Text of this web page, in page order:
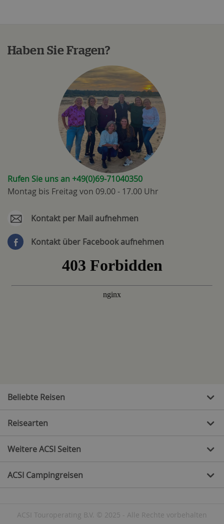
Haben Sie Fragen?
Rufen Sie uns an +49(0)69-71040350
Montag bis Freitag von 09.00 - 17.00 Uhr
Kontakt per Mail aufnehmen
Kontakt über Facebook aufnehmen
Beliebte Reisen
Reisearten
Weitere ACSI Seiten
ACSI Campingreisen
ACSI Touroperating B.V. © 2025 - Alle Rechte vorbehalten